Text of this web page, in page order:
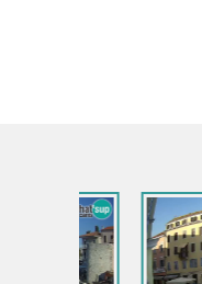
Kroatien / Istrien /